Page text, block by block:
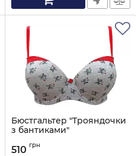
Бюстгальтер "Трояндочки
з бантиками"
510 грн